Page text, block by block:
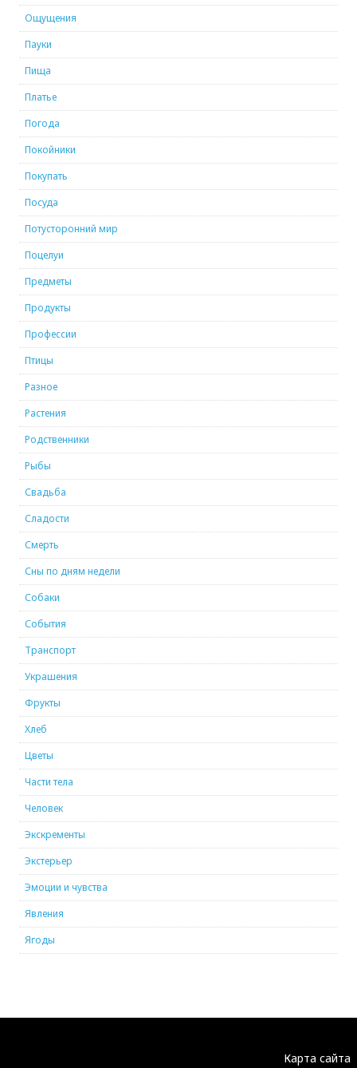
Ощущения
Пауки
Пища
Платье
Погода
Покойники
Покупать
Посуда
Потусторонний мир
Поцелуи
Предметы
Продукты
Профессии
Птицы
Разное
Растения
Родственники
Рыбы
Свадьба
Сладости
Смерть
Сны по дням недели
Собаки
События
Транспорт
Украшения
Фрукты
Хлеб
Цветы
Части тела
Человек
Экскременты
Экстерьер
Эмоции и чувства
Явления
Ягоды
Карта сайта